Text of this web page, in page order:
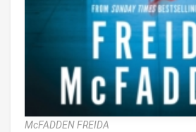
McFADDEN FREIDA